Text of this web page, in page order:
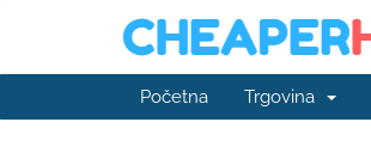
Početna Trgovina